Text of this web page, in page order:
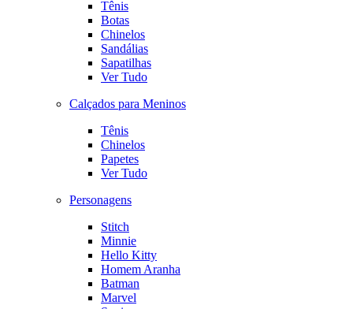
Tênis
Botas
Chinelos
Sandálias
Sapatilhas
Ver Tudo
Calçados para Meninos
Tênis
Chinelos
Papetes
Ver Tudo
Personagens
Stitch
Minnie
Hello Kitty
Homem Aranha
Batman
Marvel